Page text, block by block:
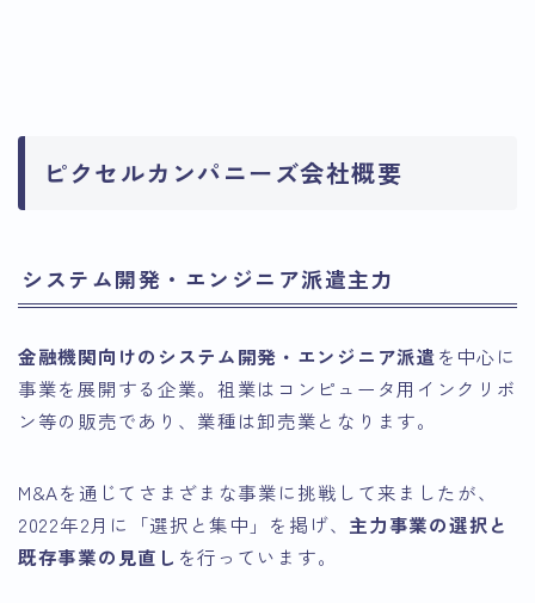
ピクセルカンパニーズ会社概要
システム開発・エンジニア派遣主力
金融機関向けのシステム開発・エンジニア派遣を中心に
事業を展開する企業。祖業はコンピュータ用インクリボ
ン等の販売であり、業種は卸売業となります。
M&Aを通じてさまざまな事業に挑戦して来ましたが、
2022年2月に「選択と集中」を掲げ、 主力事業の選択と
既存事業の見直し を行っています。